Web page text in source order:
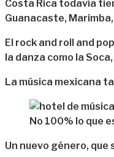
Costa Rica todavía
Guanacaste,
El rock and roll and
la danza como la
La música mexicana
No 100% lo que
Un nuevo género, que